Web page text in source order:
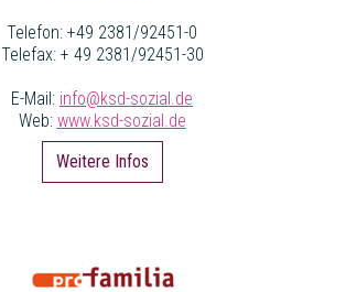
Telefon: +49 2381/92451-0
Telefax: + 49 2381/92451-30
E-Mail: info@ksd-sozial.de
Web: www.ksd-sozial.de
Weitere Infos